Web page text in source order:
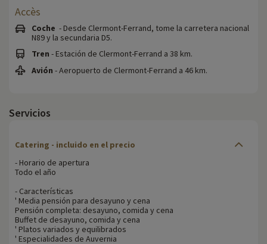
Accès
Coche - Desde Clermont-Ferrand, tome la carretera nacional
N89 y la secundaria D5.
Tren - Estación de Clermont-Ferrand a 38 km.
Avión - Aeropuerto de Clermont-Ferrand a 46 km.
Servicios
Catering - incluido en el precio
- Horario de apertura
Todo el año
- Características
' Media pensión para desayuno y cena
Pensión completa: desayuno, comida y cena
Buffet de desayuno, comida y cena
' Platos variados y equilibrados
' Especialidades de Auvernia